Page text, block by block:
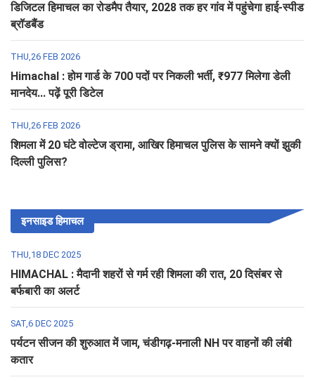
डिजिटल हिमाचल का रोडमैप तैयार, 2028 तक हर गांव में पहुंचेगा हाई-स्पीड
ब्रॉडबैंड
THU,26 FEB 2026
Himachal : होम गार्ड के 700 पदों पर निकली भर्ती, ₹977 मिलेगा डेली
मानदेय... पढ़ें पूरी डिटेल
THU,26 FEB 2026
शिमला में 20 घंटे वोल्टेज ड्रामा, आखिर हिमाचल पुलिस के सामने क्यों झुकी
दिल्ली पुलिस?
इनसाइड हिमाचल
THU,18 DEC 2025
HIMACHAL : मैदानी शहरों से गर्म रही शिमला की रात, 20 दिसंबर से
बर्फबारी का अलर्ट
SAT,6 DEC 2025
पर्यटन सीजन की शुरुआत में जाम, चंडीगढ़-मनाली NH पर वाहनों की लंबी
कतार